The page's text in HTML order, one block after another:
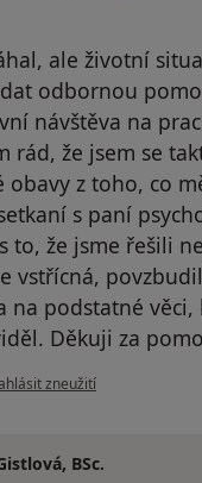
ale životní
odbornou
návštěva na
rád, že jsem se
obavy z toho, co
s paní
to, že jsme řešili
vstřícná,
na podstatné věci,
Děkuji za
názoru uživatele Váš účet
zneužití
BSc.